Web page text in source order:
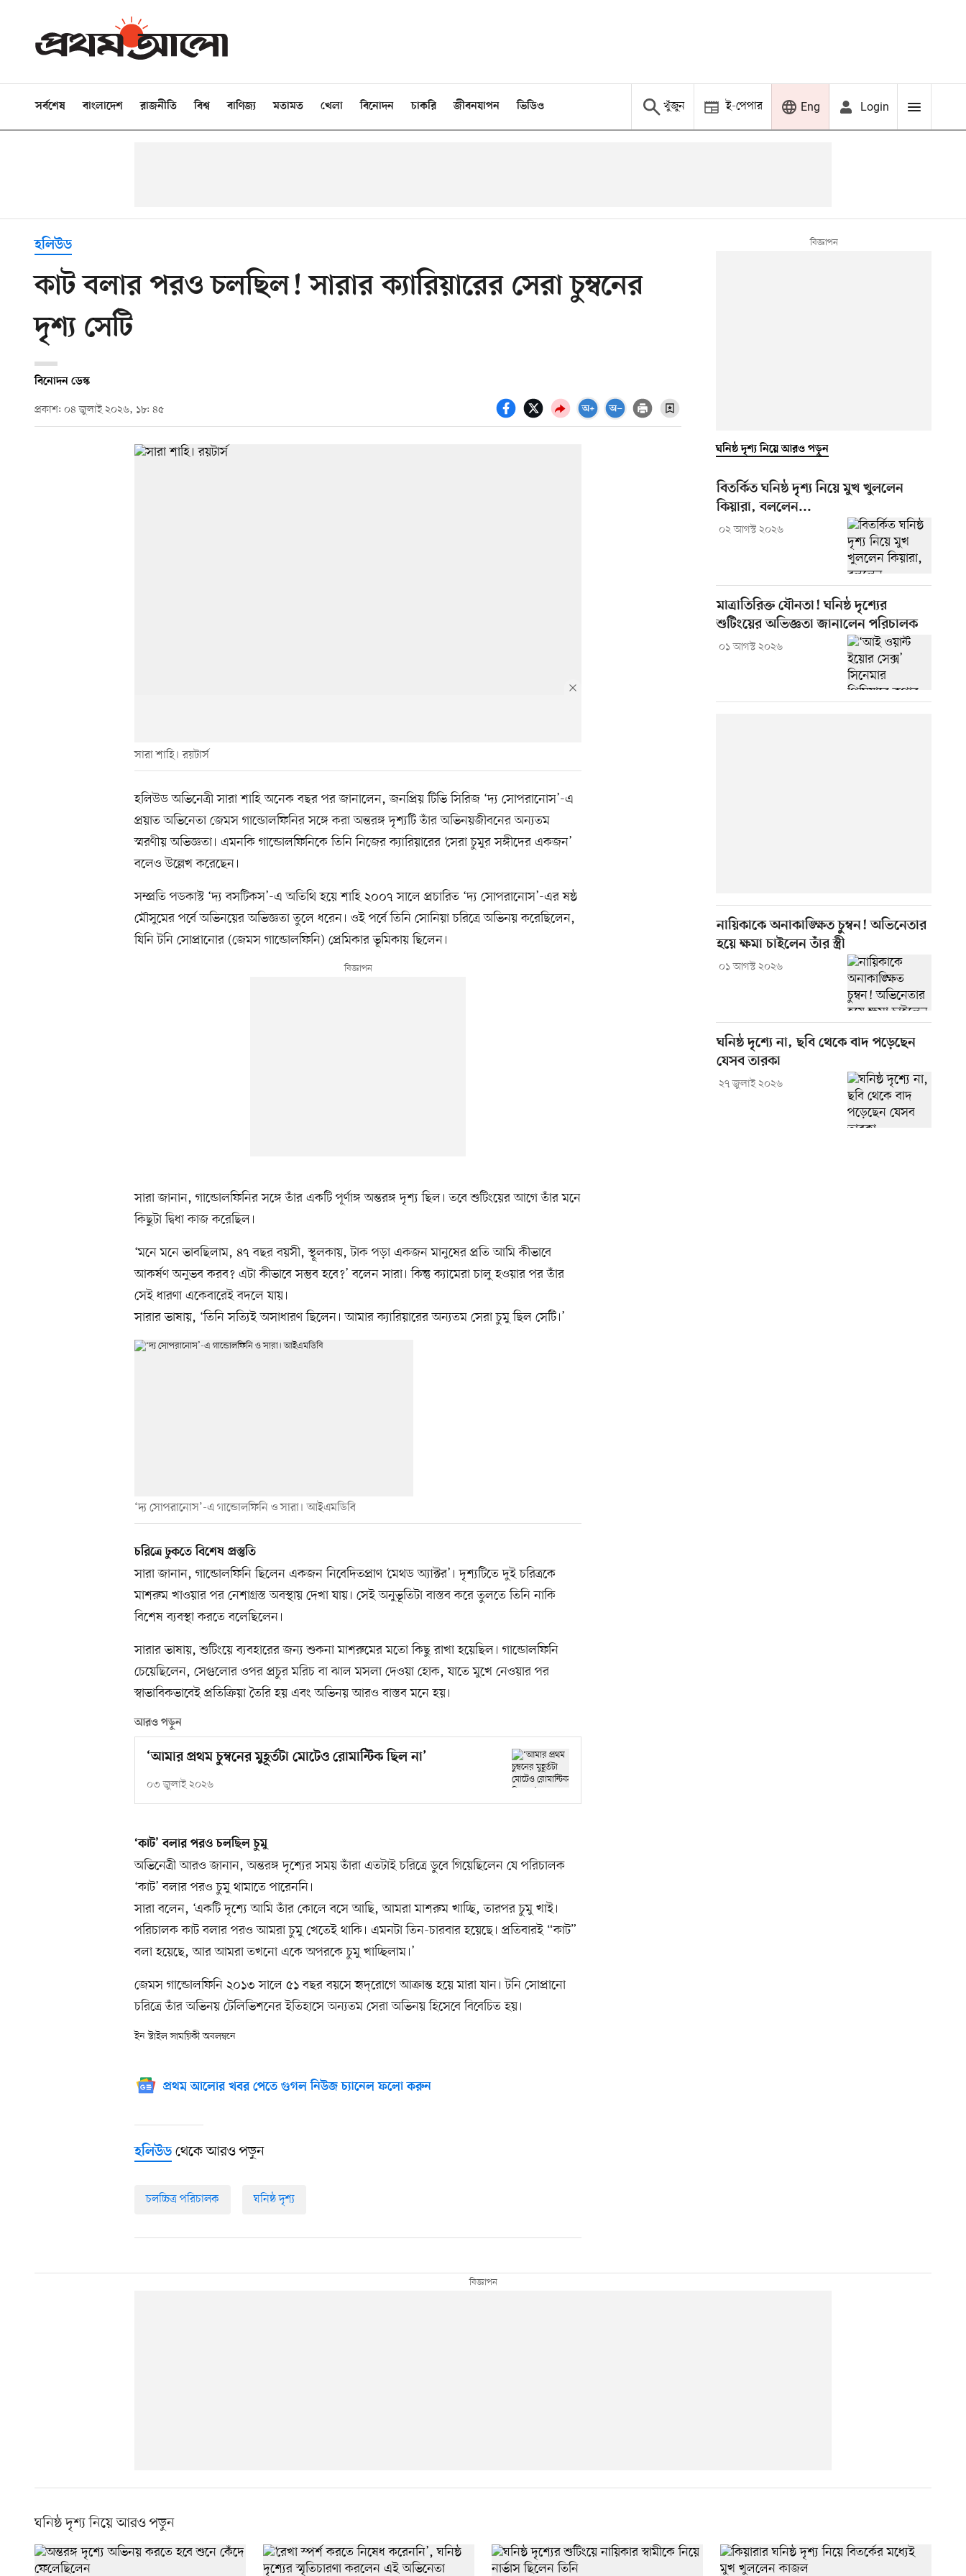
সর্বশেষ বাংলাদেশ রাজনীতি বিশ্ব বাণিজ্য মতামত খেলা বিনোদন চাকরি জীবনযাপন ভিডিও খুঁজুন ই-পেপার Eng Login
হলিউড
কাট বলার পরও চলছিল! সারার ক্যারিয়ারের সেরা চুম্বনের
দৃশ্য সেটি
বিনোদন ডেস্ক
প্রকাশ: ০৪ জুলাই ২০২৬, ১৮: ৪৫
সারা শাহি। রয়টার্স
হলিউড অভিনেত্রী সারা শাহি অনেক বছর পর জানালেন, জনপ্রিয় টিভি সিরিজ ‘দ্য সোপরানোস’-এ
প্রয়াত অভিনেতা জেমস গান্ডোলফিনির সঙ্গে করা অন্তরঙ্গ দৃশ্যটি তাঁর অভিনয়জীবনের অন্যতম
স্মরণীয় অভিজ্ঞতা। এমনকি গান্ডোলফিনিকে তিনি নিজের ক্যারিয়ারের ‘সেরা চুমুর সঙ্গীদের একজন’
বলেও উল্লেখ করেছেন।
সম্প্রতি পডকাস্ট ‘দ্য বসটিকস’-এ অতিথি হয়ে শাহি ২০০৭ সালে প্রচারিত ‘দ্য সোপরানোস’-এর ষষ্ঠ
মৌসুমের পর্বে অভিনয়ের অভিজ্ঞতা তুলে ধরেন। ওই পর্বে তিনি সোনিয়া চরিত্রে অভিনয় করেছিলেন,
যিনি টনি সোপ্রানোর (জেমস গান্ডোলফিনি) প্রেমিকার ভূমিকায় ছিলেন।
সারা জানান, গান্ডোলফিনির সঙ্গে তাঁর একটি পূর্ণাঙ্গ অন্তরঙ্গ দৃশ্য ছিল। তবে শুটিংয়ের আগে তাঁর মনে
কিছুটা দ্বিধা কাজ করেছিল।
‘মনে মনে ভাবছিলাম, ৪৭ বছর বয়সী, স্থূলকায়, টাক পড়া একজন মানুষের প্রতি আমি কীভাবে
আকর্ষণ অনুভব করব? এটা কীভাবে সম্ভব হবে?’ বলেন সারা। কিন্তু ক্যামেরা চালু হওয়ার পর তাঁর
সেই ধারণা একেবারেই বদলে যায়।
সারার ভাষায়, ‘তিনি সত্যিই অসাধারণ ছিলেন। আমার ক্যারিয়ারের অন্যতম সেরা চুমু ছিল সেটি।’
‘দ্য সোপরানোস’-এ গান্ডোলফিনি ও সারা। আইএমডিবি
চরিত্রে ঢুকতে বিশেষ প্রস্তুতি
সারা জানান, গান্ডোলফিনি ছিলেন একজন নিবেদিতপ্রাণ ‘মেথড অ্যাক্টর’। দৃশ্যটিতে দুই চরিত্রকে
মাশরুম খাওয়ার পর নেশাগ্রস্ত অবস্থায় দেখা যায়। সেই অনুভূতিটা বাস্তব করে তুলতে তিনি নাকি
বিশেষ ব্যবস্থা করতে বলেছিলেন।
সারার ভাষায়, শুটিংয়ে ব্যবহারের জন্য শুকনা মাশরুমের মতো কিছু রাখা হয়েছিল। গান্ডোলফিনি
চেয়েছিলেন, সেগুলোর ওপর প্রচুর মরিচ বা ঝাল মসলা দেওয়া হোক, যাতে মুখে নেওয়ার পর
স্বাভাবিকভাবেই প্রতিক্রিয়া তৈরি হয় এবং অভিনয় আরও বাস্তব মনে হয়।
আরও পড়ুন
‘আমার প্রথম চুম্বনের মুহূর্তটা মোটেও রোমান্টিক ছিল না’
০৩ জুলাই ২০২৬
‘কাট’ বলার পরও চলছিল চুমু
অভিনেত্রী আরও জানান, অন্তরঙ্গ দৃশ্যের সময় তাঁরা এতটাই চরিত্রে ডুবে গিয়েছিলেন যে পরিচালক
‘কাট’ বলার পরও চুমু থামাতে পারেননি।
সারা বলেন, ‘একটি দৃশ্যে আমি তাঁর কোলে বসে আছি, আমরা মাশরুম খাচ্ছি, তারপর চুমু খাই।
পরিচালক কাট বলার পরও আমরা চুমু খেতেই থাকি। এমনটা তিন-চারবার হয়েছে। প্রতিবারই “কাট”
বলা হয়েছে, আর আমরা তখনো একে অপরকে চুমু খাচ্ছিলাম।’
জেমস গান্ডোলফিনি ২০১৩ সালে ৫১ বছর বয়সে হৃদ্‌রোগে আক্রান্ত হয়ে মারা যান। টনি সোপ্রানো
চরিত্রে তাঁর অভিনয় টেলিভিশনের ইতিহাসে অন্যতম সেরা অভিনয় হিসেবে বিবেচিত হয়।
ইন স্টাইল সাময়িকী অবলম্বনে
প্রথম আলোর খবর পেতে গুগল নিউজ চ্যানেল ফলো করুন
হলিউড থেকে আরও পড়ুন
চলচ্চিত্র পরিচালক ঘনিষ্ঠ দৃশ্য
ঘনিষ্ঠ দৃশ্য নিয়ে আরও পড়ুন
বিতর্কিত ঘনিষ্ঠ দৃশ্য নিয়ে মুখ খুললেন
কিয়ারা, বললেন...
০২ আগস্ট ২০২৬
মাত্রাতিরিক্ত যৌনতা! ঘনিষ্ঠ দৃশ্যের
শুটিংয়ের অভিজ্ঞতা জানালেন পরিচালক
০১ আগস্ট ২০২৬
নায়িকাকে অনাকাঙ্ক্ষিত চুম্বন! অভিনেতার
হয়ে ক্ষমা চাইলেন তাঁর স্ত্রী
০১ আগস্ট ২০২৬
ঘনিষ্ঠ দৃশ্যে না, ছবি থেকে বাদ পড়েছেন
যেসব তারকা
২৭ জুলাই ২০২৬
ঘনিষ্ঠ দৃশ্য নিয়ে আরও পড়ুন